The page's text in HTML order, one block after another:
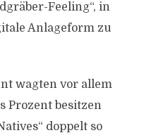
Feeling“, in
Anlageform zu
wagten vor allem
Prozent besitzen
doppelt so